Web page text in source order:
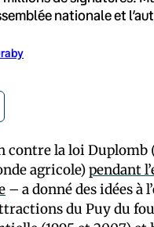
nationale et
contre la loi Duplomb (
agricole)pendant
– a donné des idées à
du Puy du